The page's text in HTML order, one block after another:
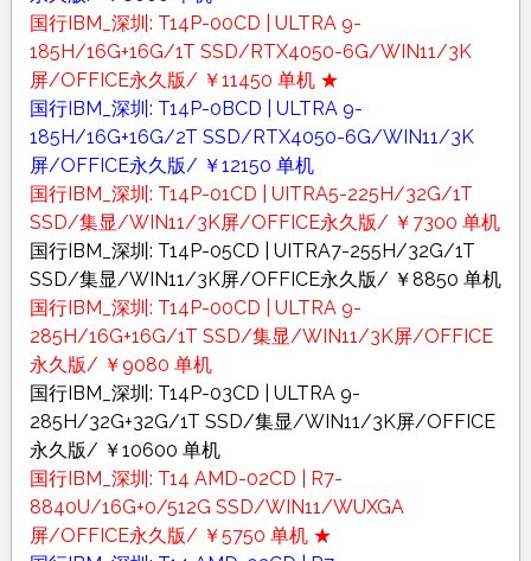
国行IBM_深圳: T14P-00CD | ULTRA 9-
185H/16G+16G/1T SSD/RTX4050-6G/WIN11/3K
屏/OFFICE永久版/ ￥11450 单机 ★
国行IBM_深圳: T14P-0BCD | ULTRA 9-
185H/16G+16G/2T SSD/RTX4050-6G/WIN11/3K
屏/OFFICE永久版/ ￥12150 单机
国行IBM_深圳: T14P-01CD | UITRA5-225H/32G/1T
SSD/集显/WIN11/3K屏/OFFICE永久版/ ￥7300 单机
国行IBM_深圳: T14P-05CD | UITRA7-255H/32G/1T
SSD/集显/WIN11/3K屏/OFFICE永久版/ ￥8850 单机
国行IBM_深圳: T14P-00CD | ULTRA 9-
285H/16G+16G/1T SSD/集显/WIN11/3K屏/OFFICE
永久版/ ￥9080 单机
国行IBM_深圳: T14P-03CD | ULTRA 9-
285H/32G+32G/1T SSD/集显/WIN11/3K屏/OFFICE
永久版/ ￥10600 单机
国行IBM_深圳: T14 AMD-02CD | R7-
8840U/16G+0/512G SSD/WIN11/WUXGA
屏/OFFICE永久版/ ￥5750 单机 ★